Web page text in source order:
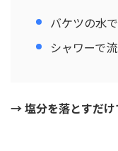
バケツの水
シャワーで
→ 塩分を落とすだけ